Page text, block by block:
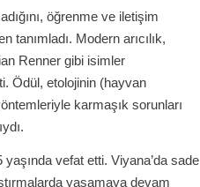
öğrenme ve iletişim
tanımladı. Modern arıcılık,
Renner gibi isimler
Ödül, etolojinin (hayvan
karmaşık sorunları
vefat etti. Viyana’da sade
yaşamaya devam